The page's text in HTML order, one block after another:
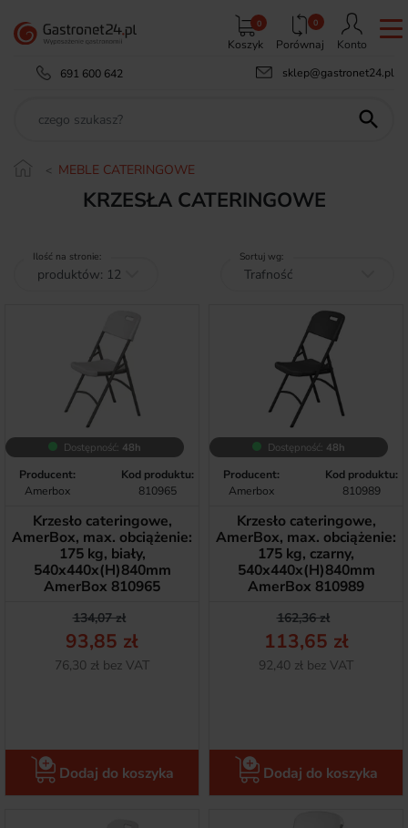
Koszyk
0 0
Porównaj
Konto
691 600 642
sklep@gastronet24.pl

MEBLE CATERINGOWE
KRZESŁA CATERINGOWE
Ilość na stronie: Sortuj wg:
Dostępność: 48h
Producent:
Amerbox
Kod produktu:
810965
Krzesło cateringowe,
AmerBox, max. obciążenie:
175 kg, biały,
540x440x(H)840mm
AmerBox 810965
Cena podstawowa
134,07 zł
Cena
93,85 zł
Netto
76,30 zł bez VAT
Dodaj do koszyka
Dostępność: 48h
Producent:
Amerbox
Kod produktu:
810989
Krzesło cateringowe,
AmerBox, max. obciążenie:
175 kg, czarny,
540x440x(H)840mm
AmerBox 810989
Cena
162,36 zł
Cena
113,65 zł
Netto
92,40 zł bez VAT
Dodaj do koszyka